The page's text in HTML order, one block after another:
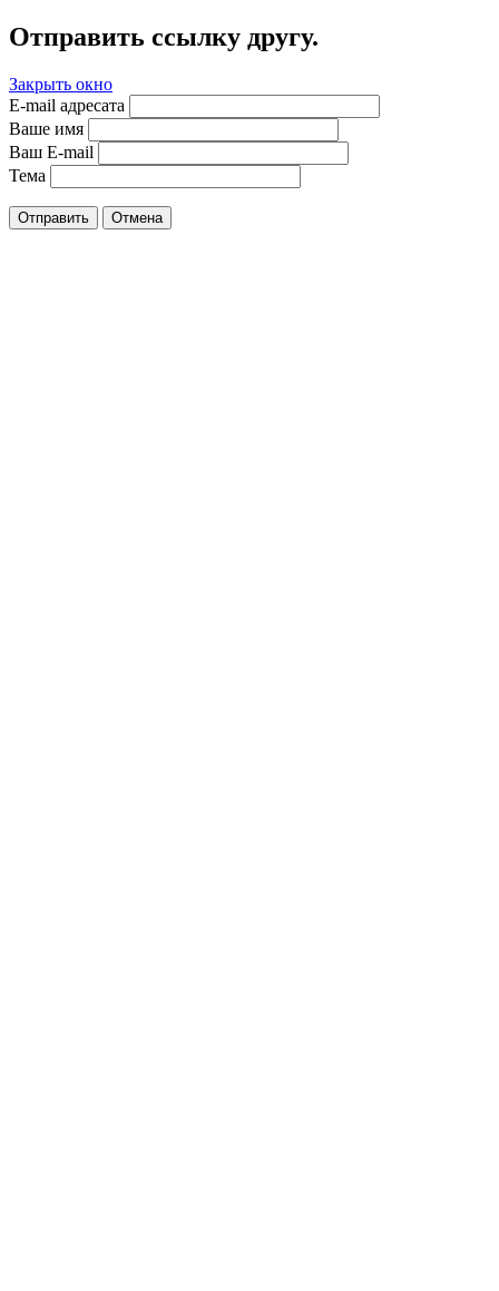
Отправить ссылку другу.
Закрыть окно
E-mail адресата
Ваше имя
Ваш E-mail
Тема
Отправить Отмена